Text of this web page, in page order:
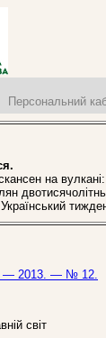
Персональний
на
Український
— 2013. — № 12.
світ